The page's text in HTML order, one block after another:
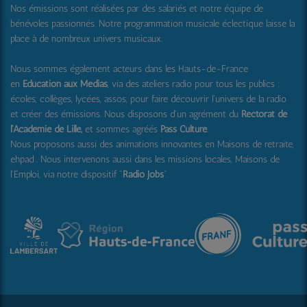
Nos émissions sont réalisées par des salariés et notre équipe de
bénévoles passionnés. Notre programmation musicale éclectique laisse la
place à de nombreux univers musicaux.
Nous sommes également acteurs dans les Hauts-de-France
en Education aux Médias, via des ateliers radio pour tous les publics :
écoles, collèges, lycées, assos, pour faire découvrir l'univers de la radio
et créer des émissions. Nous disposons d'un agrément du Rectorat de
l'Académie de Lille, et sommes agréés Pass Culture.
Nous proposons aussi des animations innovantes en Maisons de retraite,
ehpad . Nous intervenons aussi dans les missions locales, Maisons de
l'Emploi, via notre dispositif "Radio Jobs".